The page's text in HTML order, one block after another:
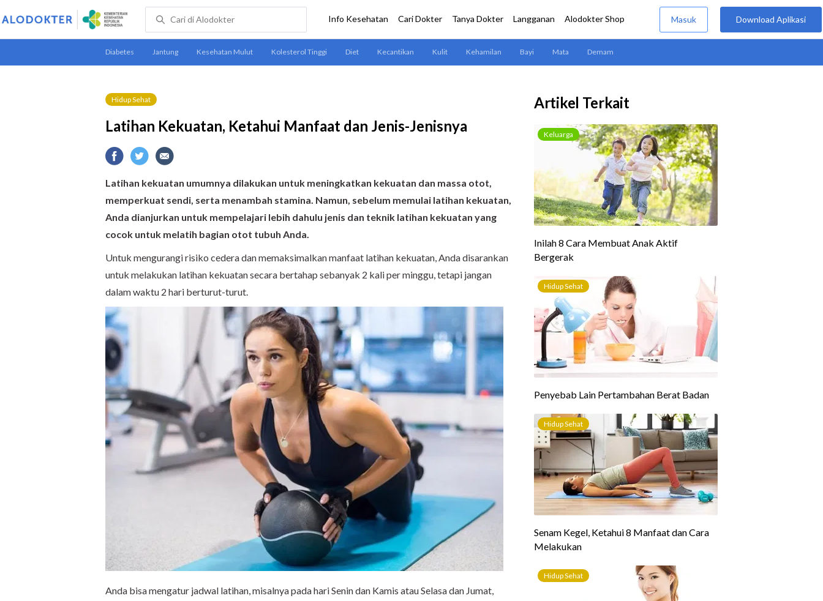
Hidup Sehat
Latihan Kekuatan, Ketahui Manfaat dan Jenis-Jenisnya
Latihan kekuatan umumnya dilakukan untuk meningkatkan kekuatan dan massa otot,
memperkuat sendi, serta menambah stamina. Namun, sebelum memulai latihan kekuatan,
Anda dianjurkan untuk mempelajari lebih dahulu jenis dan teknik latihan kekuatan yang
cocok untuk melatih bagian otot tubuh Anda.
Untuk mengurangi risiko cedera dan memaksimalkan manfaat latihan kekuatan, Anda disarankan
untuk melakukan latihan kekuatan secara bertahap sebanyak 2 kali per minggu, tetapi jangan
dalam waktu 2 hari berturut-turut.
Anda bisa mengatur jadwal latihan, misalnya pada hari Senin dan Kamis atau Selasa dan Jumat,
Artikel Terkait